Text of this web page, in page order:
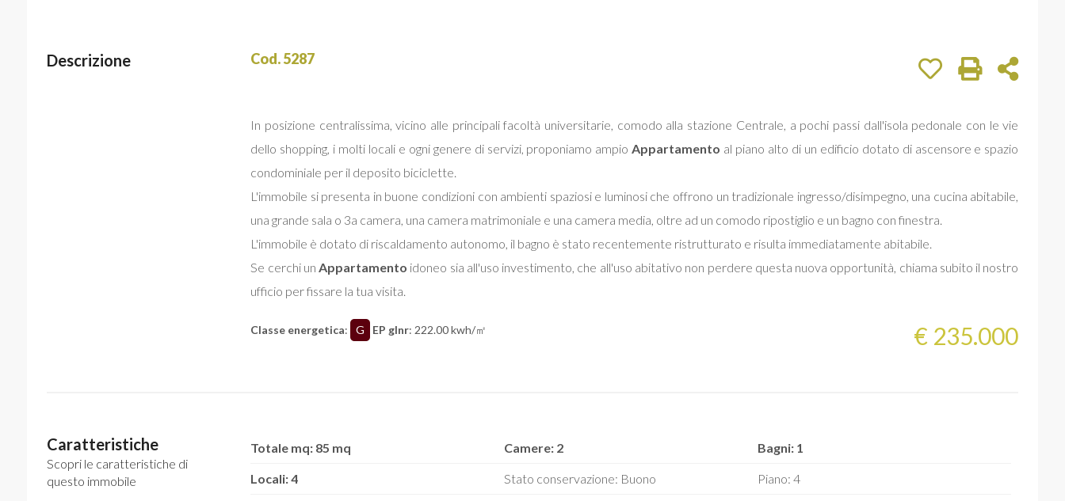
Descrizione Cod. 5287
In posizione centralissima, vicino alle principali facoltà universitarie, comodo alla stazione Centrale, a pochi passi dall'isola pedonale con le vie
dello shopping, i molti locali e ogni genere di servizi, proponiamo ampioAppartamento al piano alto di un edificio dotato di ascensore e spazio
condominiale per il deposito biciclette.
L'immobile si presenta in buone condizioni con ambienti spaziosi e luminosi che offrono un tradizionale ingresso/disimpegno, una cucina abitabile,
una grande sala o 3a camera, una camera matrimoniale e una camera media, oltre ad un comodo ripostiglio e un bagno con finestra.
L'immobile è dotato di riscaldamento autonomo, il bagno è stato recentemente ristrutturato e risulta immediatamente abitabile.
Se cerchi unAppartamento idoneo sia all'uso investimento, che all'uso abitativo non perdere questa nuova opportunità, chiama subito il nostro
ufficio per fissare la tua visita.
Classe energetica: G EP glnr: 222.00 kwh/㎡ € 235.000
Caratteristiche
Scopri le caratteristiche di
questo immobile
Totale mq: 85 mq Camere: 2 Bagni: 1
Locali: 4 Stato conservazione: Buono Piano: 4